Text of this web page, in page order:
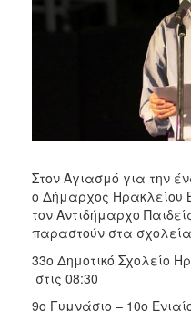
ΠΟΛΙΤΙΣΜΟΣ
ΑΝΘΕΚΤΙΚΗ
ΠΟΛΗ
Στον Αγιασμό για την
ο Δήμαρχος Ηρακλείου
τον Αντιδήμαρχο
παραστούν στα
33ο Δημοτικό Σχολείο
στις 08:30
9ο Γυμνάσιο – 10ο